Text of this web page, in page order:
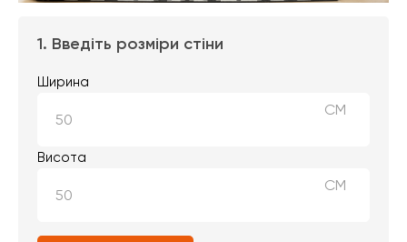
1. Введіть розміри стіни
Ширина
СМ
Висота
СМ